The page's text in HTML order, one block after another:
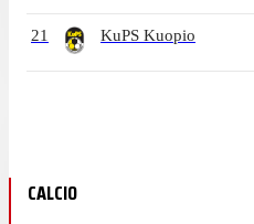
21 KuPS Kuopio
CALCIO